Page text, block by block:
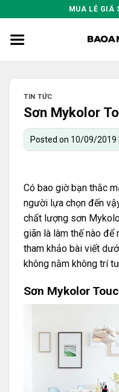
to
content
MUA LẺ GIÁ
TIN TỨC
Sơn Mykolor
Posted on 10/09/2019
Có bao giờ bạn thắc
người lựa chọn đến
chất lượng sơn
giãn là làm thế nào để
tham khảo bài viết
không nằm không trí
Sơn Mykolor